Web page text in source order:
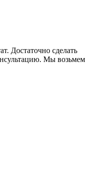
Достаточно сделать
Мы возьмем